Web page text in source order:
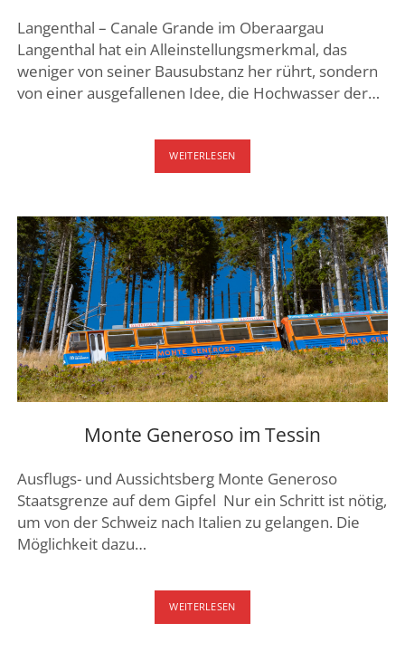
Langenthal – Canale Grande im Oberaargau
Langenthal hat ein Alleinstellungsmerkmal, das
weniger von seiner Bausubstanz her rührt, sondern
von einer ausgefallenen Idee, die Hochwasser der…
WEITERLESENLANGENTHAL
–
Monte Generoso im Tessin
Ausflugs- und Aussichtsberg Monte Generoso
Staatsgrenze auf dem Gipfel Nur ein Schritt ist nötig,
um von der Schweiz nach Italien zu gelangen. Die
Möglichkeit dazu…
WEITERLESENMONTE
GENEROSO